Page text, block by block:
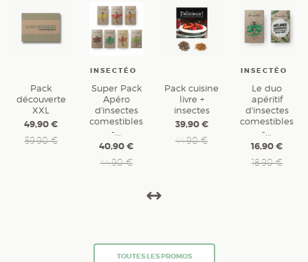
Pack
découverte
XXL
49,90 €
59,90 €
INSECTÉO
Super Pack
Apéro
d'insectes
comestibles
-...
40,90 €
44,90 €
Pack cuisine
livre +
insectes
39,90 €
44,90 €
INSECTÉO
Le duo
apéritif
d'insectes
comestibles
-...
16,90 €
18,90 €
TOUTES LES PROMOS